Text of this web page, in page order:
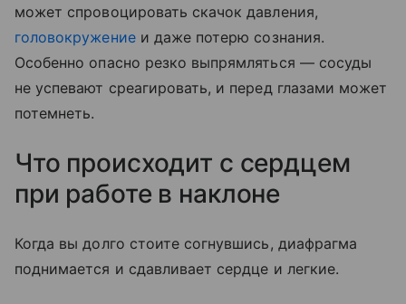
может спровоцировать скачок давления,
головокружениеи даже потерю сознания.
Особенно опасно резко выпрямляться — сосуды
не успевают среагировать, и перед глазами может
потемнеть.
Что происходит с сердцем
при работе в наклоне
Когда вы долго стоите согнувшись, диафрагма
поднимается и сдавливает сердце и легкие.